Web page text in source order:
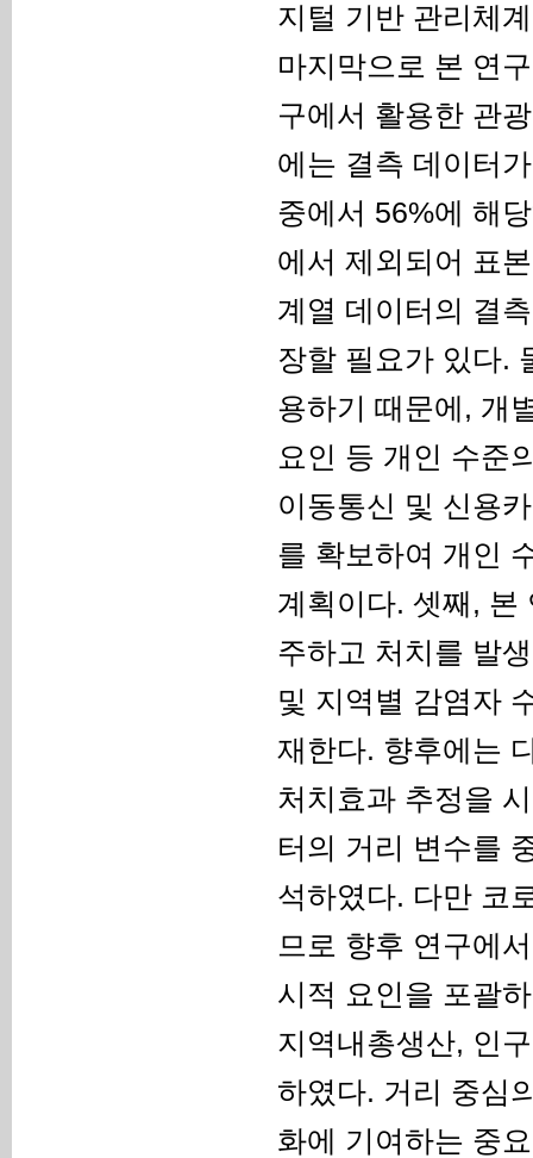
지털 기반 관리체
마지막으로 본 연
구에서 활용한 관
에는 결측 데이터
중에서 56%에 해
에서 제외되어 표
계열 데이터의 결
장할 필요가 있다.
용하기 때문에, 개
요인 등 개인 수준
이동통신 및 신용
를 확보하여 개인
계획이다. 셋째, 본
주하고 처치를 발
및 지역별 감염자
재한다. 향후에는
처치효과 추정을
터의 거리 변수를
석하였다. 다만 코
므로 향후 연구에
시적 요인을 포괄
지역내총생산, 인
하였다. 거리 중심
화에 기여하는 중